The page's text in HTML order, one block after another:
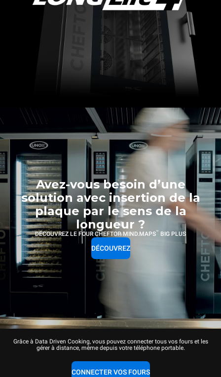
Avez-vous besoin d’une
solution avec insertion de la
plaque par le sens de la
longueur ?
DÉCOUVREZ LE FOUR CHEFTOP MIND.MAPS™ BIG PLUS
DÉCOUVREZ
Grâce à Data Driven Cooking, vous pouvez connecter tous vos fours et les
gérer à distance, même depuis votre téléphone portable.
CONNECTER VOS FOURS